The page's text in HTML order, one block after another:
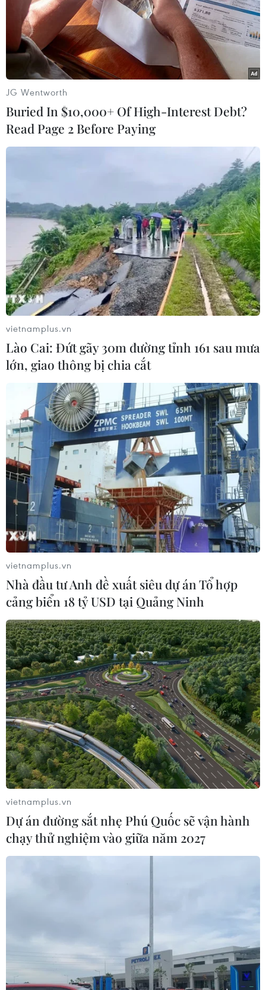
#an ninh nghệ an #thời sự
#thời sự hôm nay
#bản tin thời sự
#tội phạm
#truy nã
#tội phạm hình sự
#hình sự #công an
#vụ án
#phạm pháp
#pháp luật #pháp đình
#xã hội
#an ninh xã hội
#chính trị #VietnamPlus
#Vietnam
TIN LIÊN QUAN
Tuyển Việt Nam sẽ chỉ đầy đủ lực lượng ba
ngày trước trận gặp Jordan
06/06/2017 02:11
Huấn luyện viên Nguyễn Hữu Thắng sẽ chỉ có trong tay
đầy đủ lực lượng vào hôm 10/6 - đúng ba ngày trước
khi tuyển Việt Nam gặp Jordan hôm 13/6.
HLV Hữu Thắng: Cầu thủ U20 lên tuyển
không phải là phần thưởng
06/06/2017 09:35
HLV Nguyễn Hữu Thắng tin rằng các cầu thủ U20 Việt
Nam đủ sức khoác áo tuyển quốc gia trước thềm trận
gặp Jordan tại vòng loại Asian Cup 2019 hôm 13/6 tới.
JG Wentworth
Buried In $10,000+ Of High-Interest Debt?
Read Page 2 Before Paying
vietnamplus.vn
Lào Cai: Đứt gãy 30m đường tỉnh 161 sau mưa
lớn, giao thông bị chia cắt
vietnamplus.vn
Nhà đầu tư Anh đề xuất siêu dự án Tổ hợp
cảng biển 18 tỷ USD tại Quảng Ninh
vietnamplus.vn
Dự án đường sắt nhẹ Phú Quốc sẽ vận hành
chạy thử nghiệm vào giữa năm 2027